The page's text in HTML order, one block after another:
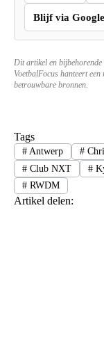
Blijf via
Dit artikel en bijbehorende
VoetbalFocus hanteert
betrouwbare bronnen.
Tags
#Antwerp #
#Club NXT #
#RWDM
Artikel delen: